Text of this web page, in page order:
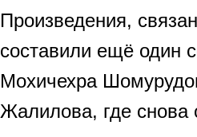
Произведения,
составили ещё один
Мохичехра
Жалилова, где снова